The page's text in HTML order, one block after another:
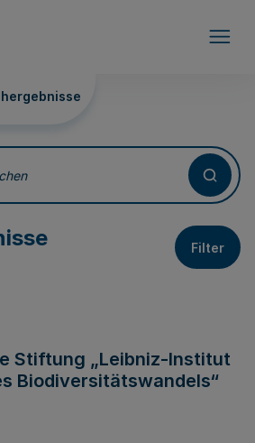
Filter
Stiftung „Leibniz-Institut
Biodiversitätswandels“